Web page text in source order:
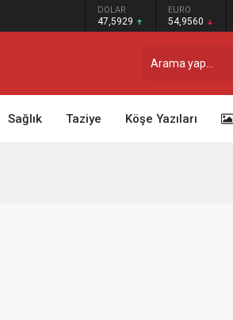
DOLAR
47,5929
EURO
54,9560
Sağlık Taziye Köşe Yazıları